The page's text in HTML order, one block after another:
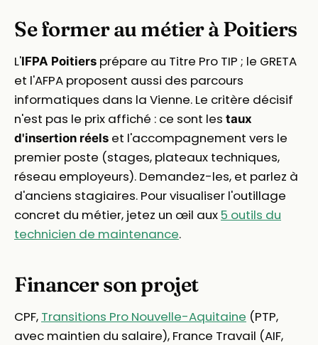
Se former au métier à Poitiers
L'IFPA Poitiers prépare au Titre Pro TIP ; le GRETA
et l'AFPA proposent aussi des parcours
informatiques dans la Vienne. Le critère décisif
n'est pas le prix affiché : ce sont les taux
d'insertion réels et l'accompagnement vers le
premier poste (stages, plateaux techniques,
réseau employeurs). Demandez-les, et parlez à
d'anciens stagiaires. Pour visualiser l'outillage
concret du métier, jetez un œil aux 5 outils du
technicien de maintenance.
Financer son projet
CPF, Transitions Pro Nouvelle-Aquitaine (PTP,
avec maintien du salaire), France Travail (AIF,